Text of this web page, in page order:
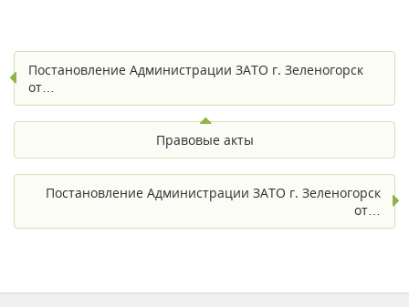
Постановление Администрации ЗАТО г. Зеленогорск
от…
Правовые акты
Постановление Администрации ЗАТО г. Зеленогорск
от…